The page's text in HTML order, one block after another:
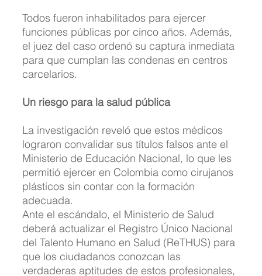
Todos fueron inhabilitados para ejercer
funciones públicas por cinco años. Además,
el juez del caso ordenó su captura inmediata
para que cumplan las condenas en centros
carcelarios.
Un riesgo para la salud pública
La investigación reveló que estos médicos
lograron convalidar sus títulos falsos ante el
Ministerio de Educación Nacional, lo que les
permitió ejercer en Colombia como cirujanos
plásticos sin contar con la formación
adecuada.
Ante el escándalo, el Ministerio de Salud
deberá actualizar el Registro Único Nacional
del Talento Humano en Salud (ReTHUS) para
que los ciudadanos conozcan las
verdaderas aptitudes de estos profesionales,